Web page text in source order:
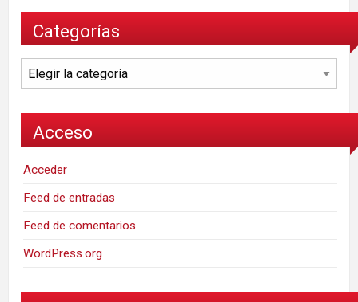
Categorías
Categorías
Acceso
Acceder
Feed de entradas
Feed de comentarios
WordPress.org